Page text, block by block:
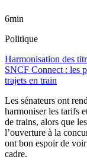
6min
Politique
Harmonisation des
SNCF Connect : les
trajets en train
Les sénateurs ont
harmoniser les tarifs
de trains, alors que
l’ouverture à la
ont bon espoir de
cadre.